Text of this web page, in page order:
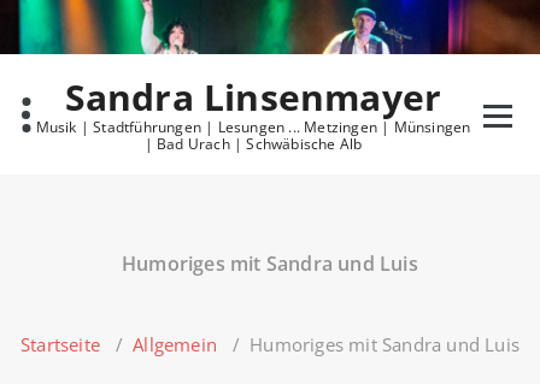
content
Sandra Linsenmayer
Musik | Stadtführungen | Lesungen ... Metzingen | Münsingen
| Bad Urach | Schwäbische Alb
Humoriges mit Sandra und Luis
Startseite/Allgemein / Humoriges mit Sandra und Luis